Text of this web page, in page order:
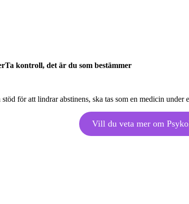
kontroll, det är du som bestämmer
för att lindrar abstinens, ska tas som en medicin
Vill du veta mer om